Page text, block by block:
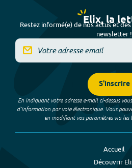
Elix, la
Restez informé(e) de nos actus et
newsletter !
S'inscrire
En indiquant votre adresse e-mail ci-dessus
d’information par voie électronique. Vous
en modifiant vos paramètres via les
Accueil
Découvrir